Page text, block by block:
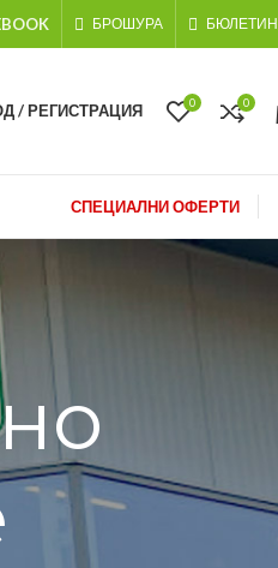
БРОШУРА БЮЛЕТИН
/ РЕГИСТРАЦИЯ 0 0
СПЕЦИАЛНИ ОФЕРТИ